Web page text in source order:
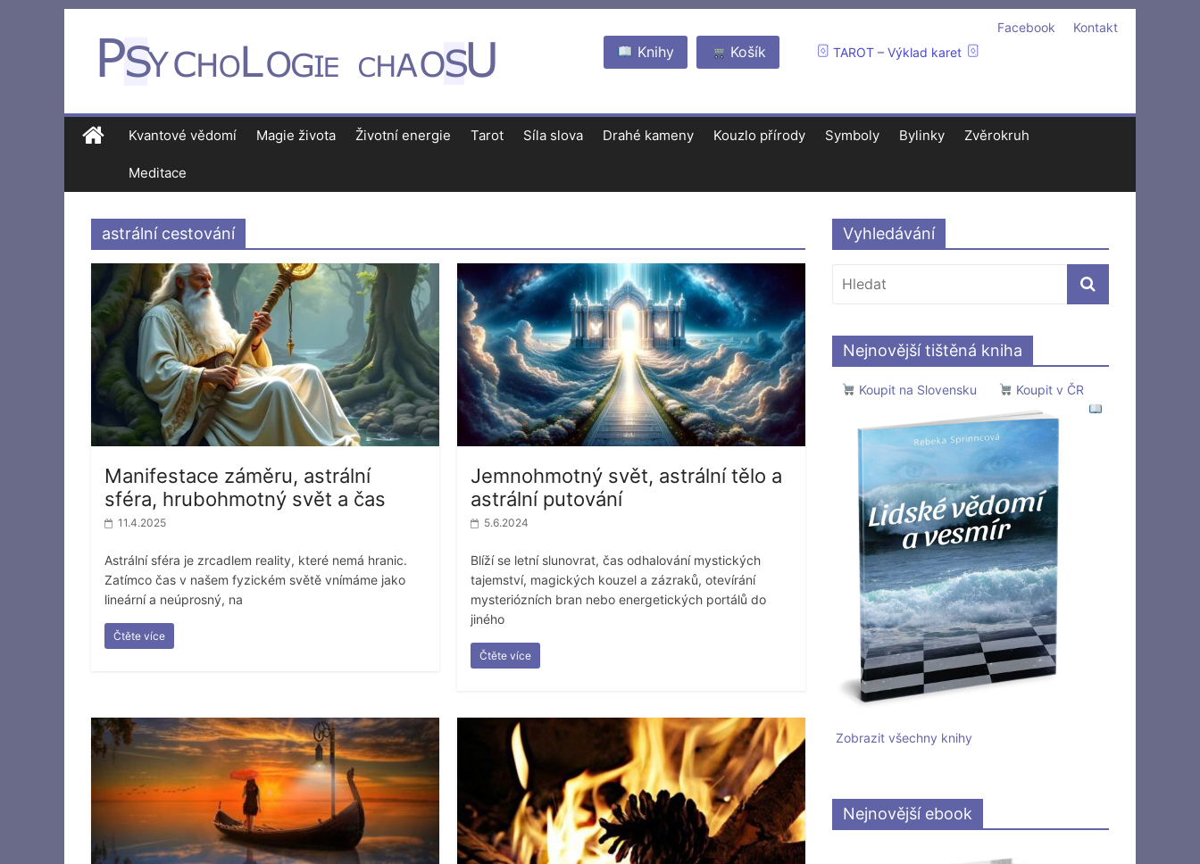
Kontakt
Facebook
TAROT – Výklad karet
Košík
Knihy
Kvantové vědomí Magie života Životní energie Tarot Síla slova Drahé kameny Kouzlo přírody Symboly Bylinky Zvěrokruh
Meditace
astrální cestování
Manifestace záměru, astrální
sféra, hrubohmotný svět a čas
11.4.2025
Astrální sféra je zrcadlem reality, které nemá hranic.
Zatímco čas v našem fyzickém světě vnímáme jako
lineární a neúprosný, na
Čtěte více
Jemnohmotný svět, astrální tělo a
astrální putování
5.6.2024
Blíží se letní slunovrat, čas odhalování mystických
tajemství, magických kouzel a zázraků, otevírání
mysteriózních bran nebo energetických portálů do
jiného
Čtěte více
Vyhledávání
Nejnovější tištěná kniha
Koupit na Slovensku Koupit v ČR
Zobrazit všechny knihy
Nejnovější ebook